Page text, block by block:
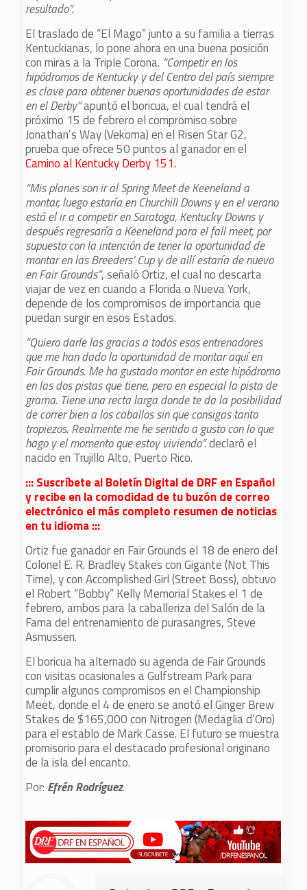
resultado”.
El traslado de “El Mago” junto a su familia a tierras
Kentuckianas, lo pone ahora en una buena posición
con miras a la Triple Corona. “Competir en los
hipódromos de Kentucky y del Centro del país siempre
es clave para obtener buenas oportunidades de estar
en el Derby”apuntó el boricua, el cual tendrá el
próximo 15 de febrero el compromiso sobre
Jonathan’s Way (Vekoma) en el Risen Star G2,
prueba que ofrece 50 puntos al ganador en el
Camino al Kentucky Derby 151.
“Mis planes son ir al Spring Meet de Keeneland a
montar, luego estaría en Churchill Downs y en el verano
está el ir a competir en Saratoga, Kentucky Downs y
después regresaría a Keeneland para el fall meet, por
supuesto con la intención de tener la oportunidad de
montar en las Breeders’ Cup y de allí estaría de nuevo
en Fair Grounds”, señaló Ortiz, el cual no descarta
viajar de vez en cuando a Florida o Nueva York,
depende de los compromisos de importancia que
puedan surgir en esos Estados.
“Quiero darle las gracias a todos esos entrenadores
que me han dado la oportunidad de montar aquí en
Fair Grounds. Me ha gustado montar en este hipódromo
en las dos pistas que tiene, pero en especial la pista de
grama. Tiene una recta larga donde te da la posibilidad
de correr bien a los caballos sin que consigas tanto
tropiezos. Realmente me he sentido a gusto con lo que
hago y el momento que estoy viviendo”.declaró el
nacido en Trujillo Alto, Puerto Rico.
::: Suscríbete al Boletín Digital de DRF en Español
y recibe en la comodidad de tu buzón de correo
electrónico el más completo resumen de noticias
en tu idioma :::
Ortiz fue ganador en Fair Grounds el 18 de enero del
Colonel E. R. Bradley Stakes con Gigante (Not This
Time), y con Accomplished Girl (Street Boss), obtuvo
el Robert “Bobby” Kelly Memorial Stakes el 1 de
febrero, ambos para la caballeriza del Salón de la
Fama del entrenamiento de purasangres, Steve
Asmussen.
El boricua ha alternado su agenda de Fair Grounds
con visitas ocasionales a Gulfstream Park para
cumplir algunos compromisos en el Championship
Meet, donde el 4 de enero se anotó el Ginger Brew
Stakes de $165,000 con Nitrogen (Medaglia d’Oro)
para el establo de Mark Casse. El futuro se muestra
promisorio para el destacado profesional originario
de la isla del encanto.
Por: Efrén Rodríguez.